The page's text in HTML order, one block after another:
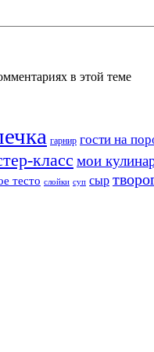
в этой теме
гарнир гости на
класс мои
тесто слойки суп сыр